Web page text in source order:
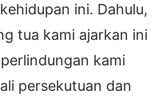
ini. Dahulu,
tua kami ajarkan ini
kami
persekutuan dan